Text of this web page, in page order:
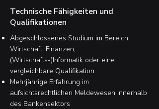
Technische Fähigkeiten und
Qualifikationen
Abgeschlossenes Studium im Bereich
Wirtschaft, Finanzen,
(Wirtschafts-)Informatik oder eine
vergleichbare Qualifikation
Mehrjährige Erfahrung im
aufsichtsrechtlichen Meldewesen innerhalb
des Bankensektors